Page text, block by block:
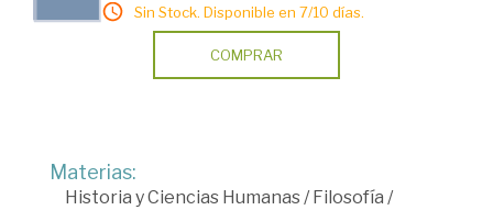
Sin Stock. Disponible en 7/10 días.
COMPRAR
Materias:
Historia y Ciencias Humanas/ Filosofía /